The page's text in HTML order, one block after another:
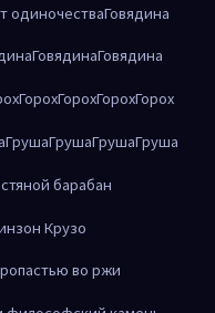
одиночестваГовядина
ГовядинаГовядина
ГорохГорохГорохГорох
ГрушаГрушаГрушаГруша
барабан
Крузо
во ржи